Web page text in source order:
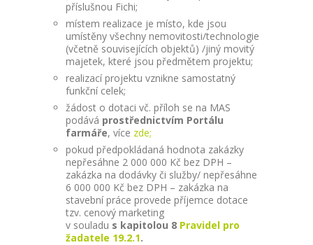
příslušnou Fichi;
místem realizace je místo, kde jsou
umístěny všechny nemovitosti/technologie
(včetně souvisejících objektů) /jiný movitý
majetek, které jsou předmětem projektu;
realizací projektu vznikne samostatný
funkční celek;
žádost o dotaci vč. příloh se na MAS
podává prostřednictvím Portálu
farmáře, více zde;
pokud předpokládaná hodnota zakázky
nepřesáhne 2 000 000 Kč bez DPH –
zakázka na dodávky či služby/ nepřesáhne
6 000 000 Kč bez DPH – zakázka na
stavební práce provede příjemce dotace
tzv. cenový marketing
v souladu s kapitolou 8 Pravidel pro
žadatele 19.2.1.